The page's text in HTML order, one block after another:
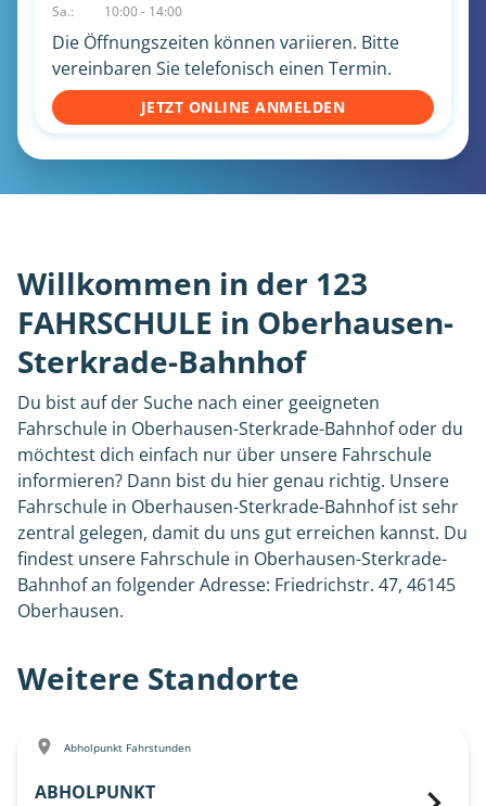
Sa.:
10:00 - 14:00
Die Öffnungszeiten können variieren. Bitte
vereinbaren Sie telefonisch einen Termin.
JETZT ONLINE ANMELDEN
Willkommen in der 123
FAHRSCHULE in Oberhausen-
Sterkrade-Bahnhof
Du bist auf der Suche nach einer geeigneten
Fahrschule in Oberhausen-Sterkrade-Bahnhof oder du
möchtest dich einfach nur über unsere Fahrschule
informieren? Dann bist du hier genau richtig. Unsere
Fahrschule in Oberhausen-Sterkrade-Bahnhof ist sehr
zentral gelegen, damit du uns gut erreichen kannst. Du
findest unsere Fahrschule in Oberhausen-Sterkrade-
Bahnhof an folgender Adresse: Friedrichstr. 47, 46145
Oberhausen.
Weitere Standorte
Abholpunkt Fahrstunden
ABHOLPUNKT